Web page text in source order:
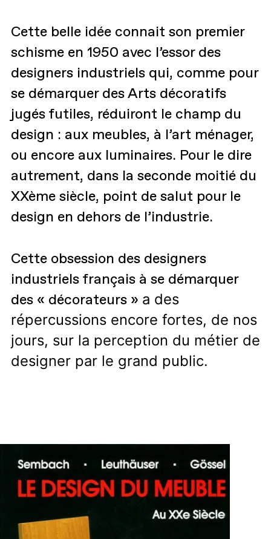
Cette belle idée connait son premier
schisme en 1950 avec l’essor des
designers industriels qui, comme pour
se démarquer des Arts décoratifs
jugés futiles, réduiront le champ du
design : aux meubles, à l’art ménager,
ou encore aux luminaires. Pour le dire
autrement, dans la seconde moitié du
XXème siècle, point de salut pour le
design en dehors de l’industrie.
Cette obsession des designers
industriels français à se démarquer
des « décorateurs » a des
répercussions encore fortes, de nos
jours, sur la perception du métier de
designer par le grand public.